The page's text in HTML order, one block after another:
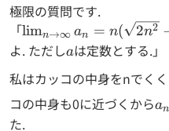
極限の質問です.
「\lim_{n \to
\infty} a_n =
- \sqrt{2n^2-
a^2})
limn→∞ an = n( 2n2
よ. ただしa
aは定数とする.」
私はカッコの中身をnでく
コの中身も0に近づくからan
た.